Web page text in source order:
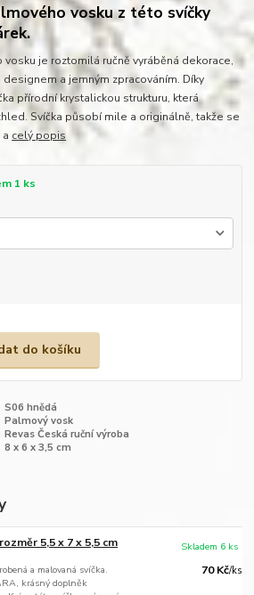
vosku z této svíčky
vosku je roztomilá ručně vyráběná dekorace,
designem a jemným zpracováním. Díky
přírodní krystalickou strukturu, která
Svíčka působí mile a originálně, takže se
celý popis
1 ks
do košíku
S06 hnědá
Palmový vosk
Revas Česká ruční výroba
8 x 6 x 3,5 cm
5,5 x 7 x 5,5 cm
a malovaná svíčka.
krásný doplněk
70 Kč/ks
Skladem 6 ks